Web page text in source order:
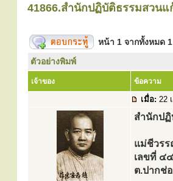
41866.สำนักปฏิบัติธรรมสวนแ
หน้า 1 จากทั้งหมด 1
ตัวอย่างพิมพ์
เจ้าของ ข้อความ
เมื่อ: 22
สำนักปฏิ
แม่ชีวร
เลขที่ ๔
ต.ปากช่